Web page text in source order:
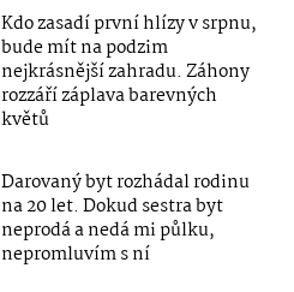
Kdo zasadí první hlízy v srpnu,
bude mít na podzim
nejkrásnější zahradu. Záhony
rozzáří záplava barevných
květů
Darovaný byt rozhádal rodinu
na 20 let. Dokud sestra byt
neprodá a nedá mi půlku,
nepromluvím s ní